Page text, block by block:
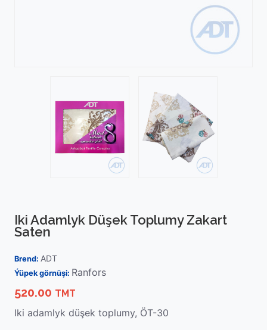
Iki Adamlyk Düşek Toplumy Zakart
Saten
Brend: ADT
Ýüpek görnüşi: Ranfors
520.00 TMT
Iki adamlyk düşek toplumy, ÖT-30